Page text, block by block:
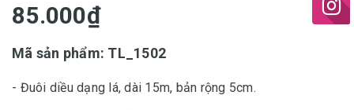
85.000₫
Mã sản phẩm: TL_1502
- Đuôi diều dạng lá, dài 15m, bản rộng 5cm.